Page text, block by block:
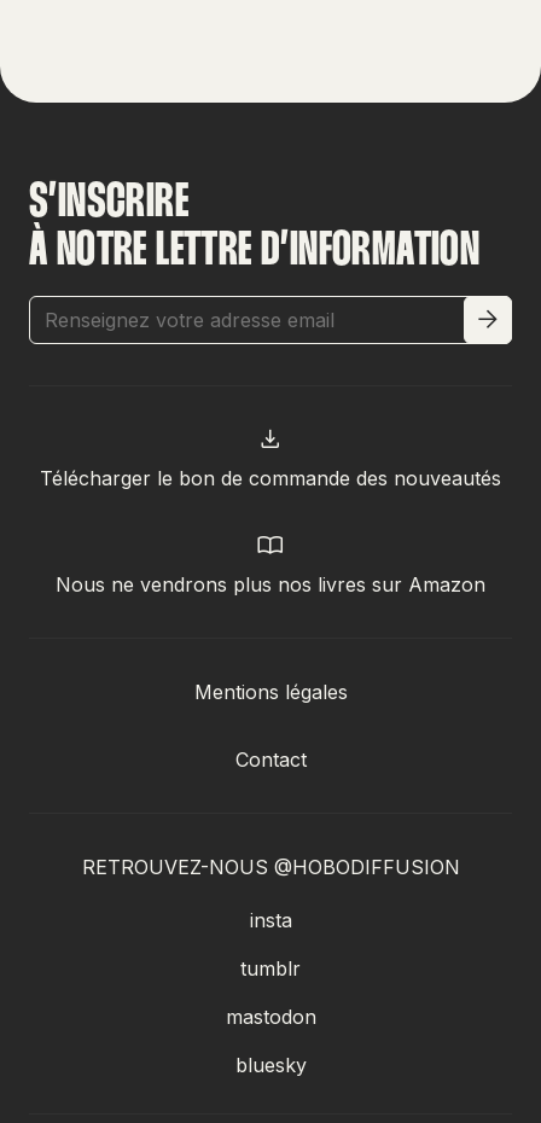
S’INSCRIRE
À NOTRE LETTRE D’INFORMATION
Télécharger le bon de commande des nouveautés
Nous ne vendrons plus nos livres sur Amazon
Mentions légales
Contact
RETROUVEZ-NOUS @HOBODIFFUSION
insta
tumblr
mastodon
bluesky